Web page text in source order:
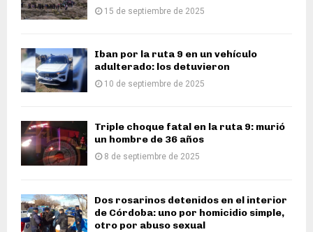
15 de septiembre de 2025
Iban por la ruta 9 en un vehículo
adulterado: los detuvieron
10 de septiembre de 2025
Triple choque fatal en la ruta 9: murió
un hombre de 36 años
8 de septiembre de 2025
Dos rosarinos detenidos en el interior
de Córdoba: uno por homicidio simple,
otro por abuso sexual